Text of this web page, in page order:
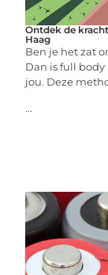
Ontdek de
Haag
Ben je het zat
Dan is full
jou. Deze
...